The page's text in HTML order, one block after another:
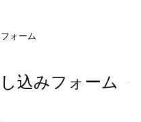
ォーム
込みフォーム